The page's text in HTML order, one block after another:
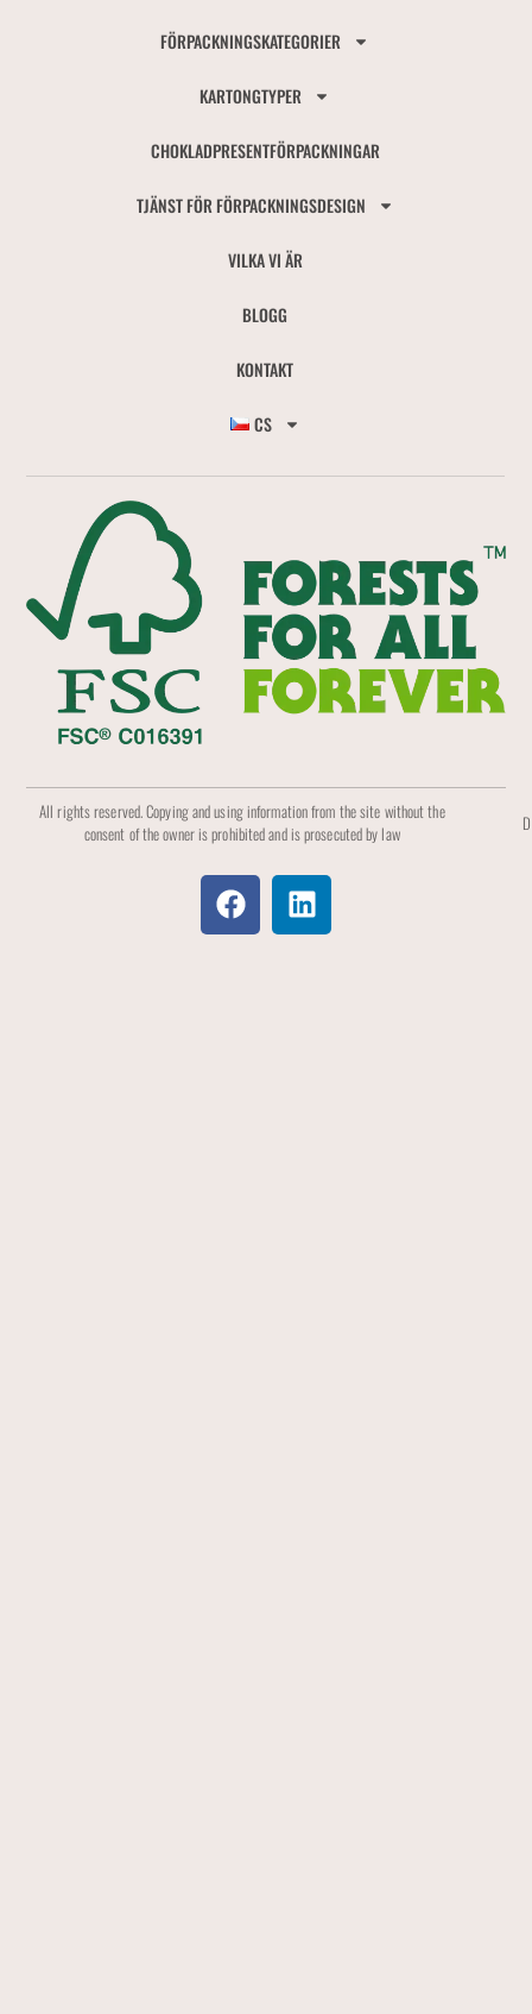
FÖRPACKNINGSKATEGORIER
KARTONGTYPER
CHOKLADPRESENTFÖRPACKNINGAR
TJÄNST FÖR FÖRPACKNINGSDESIGN
VILKA VI ÄR
BLOGG
KONTAKT
CS
All rights reserved. Copying and using information from the site without the
consent of the owner is prohibited and is prosecuted by law